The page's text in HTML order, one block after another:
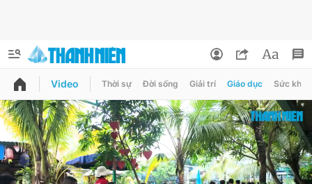
QUẢNG CÁO
Chuyên mục
Thông tin tài khoản
Đổi mật khẩu
Video Thời sự Đời sống Giải trí Giáo dục Sức khỏe